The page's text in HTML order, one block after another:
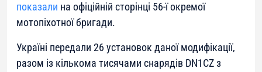
показали на офіційній сторінці 56-ї окремої
мотопіхотної бригади.
Україні передали 26 установок даної модифікації,
разом із кількома тисячами снарядів DN1CZ з